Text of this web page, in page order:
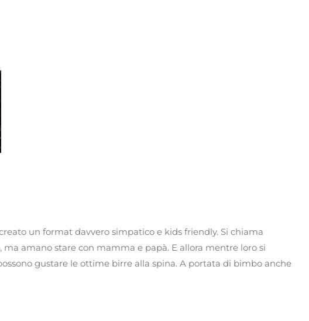
un format davvero simpatico e kids friendly. Si chiama
amano stare con mamma e papà. E allora mentre loro si
gustare le ottime birre alla spina. A portata di bimbo anche